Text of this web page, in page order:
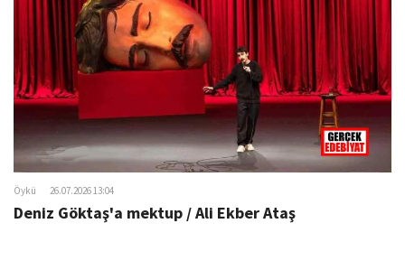
o
Öykü 26.07.2026 13:04
Deniz Göktaş'a mektup / Ali Ekber Ataş